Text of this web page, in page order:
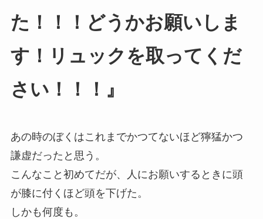
た！！！どうかお願いしま
す！リュックを取ってくだ
さい！！！』
あの時のぼくはこれまでかつてないほど獰猛かつ
謙虚だったと思う。
こんなこと初めてだが、人にお願いするときに頭
が膝に付くほど頭を下げた。
しかも何度も。